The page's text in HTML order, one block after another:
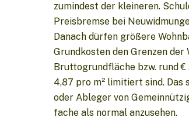
zumindest der kleineren.
Preisbremse bei
Danach dürfen größere
Grundkosten den Grenzen
Bruttogrundfläche bzw. rund
4,87 pro m² limitiert sind. Das
oder Ableger von
fache als normal anzusehen.